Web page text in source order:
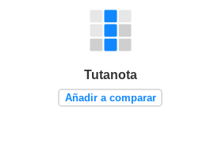
Tutanota
Añadir a comparar